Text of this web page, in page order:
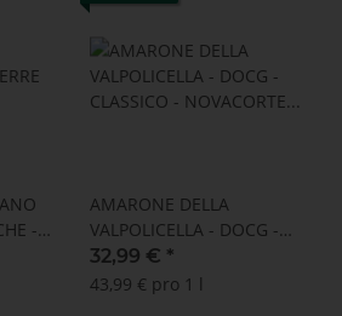
-
AMARONE DELLA
VALPOLICELLA - DOCG -
CLASSICO - NOVACORTE -
750 ml
32,99 € *
43,99 € pro 1 l